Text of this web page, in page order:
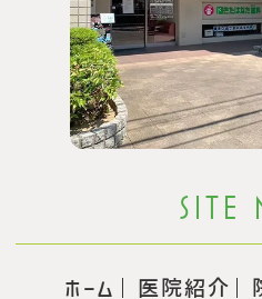
SITE
ホーム 医院紹介